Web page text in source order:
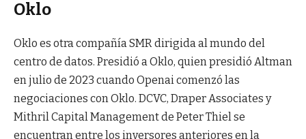
Oklo
Oklo es otra compañía SMR dirigida al mundo del
centro de datos. Presidió a Oklo, quien presidió Altman
en julio de 2023 cuando Openai comenzó las
negociaciones con Oklo. DCVC, Draper Associates y
Mithril Capital Management de Peter Thiel se
encuentran entre los inversores anteriores en la